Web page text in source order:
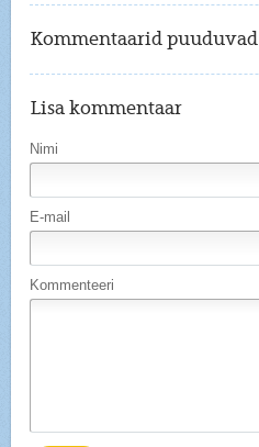
Kommentaarid puuduvad
Lisa kommentaar
Nimi
E-mail
Kommenteeri